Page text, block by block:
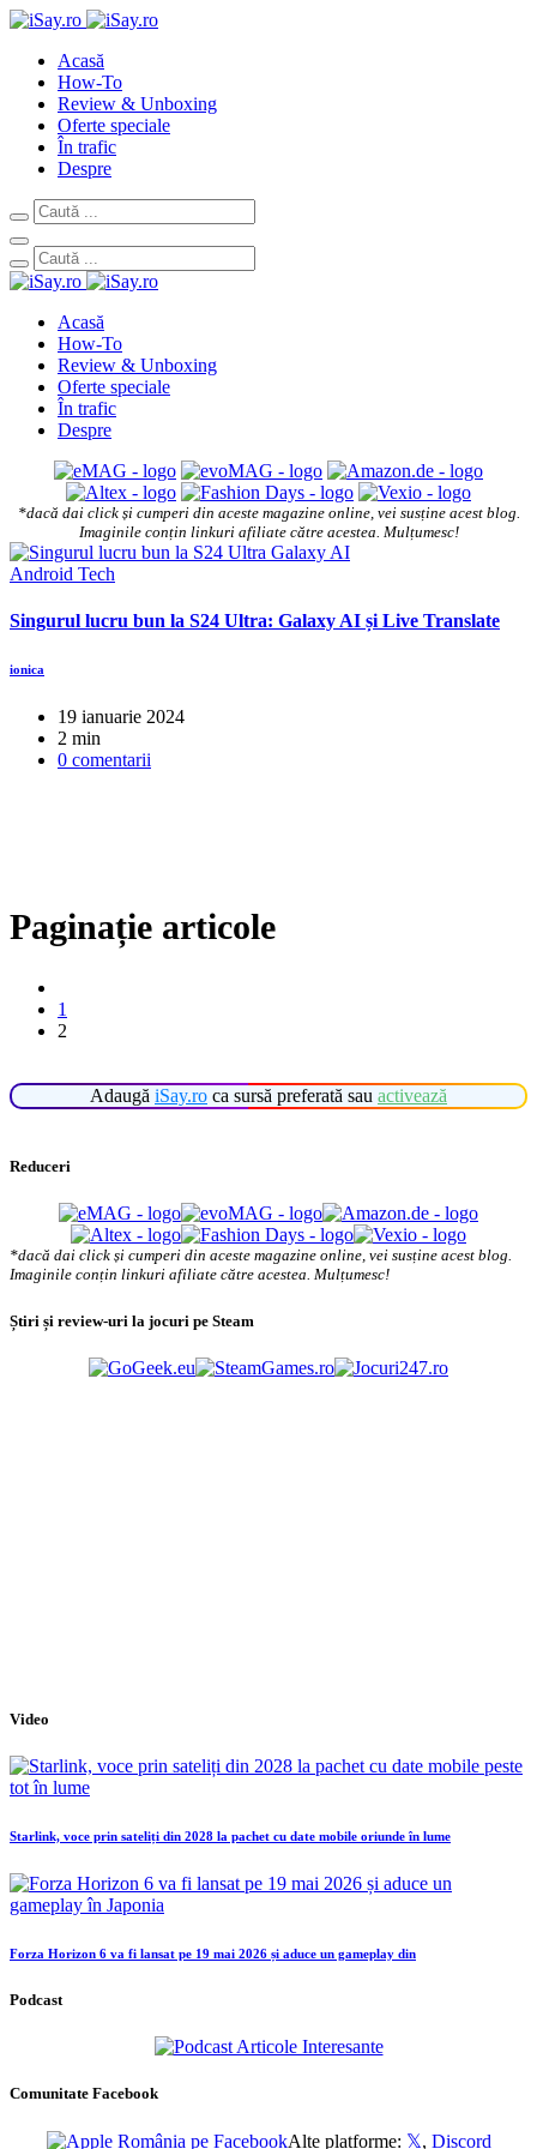
Acasă
How-To
Review & Unboxing
Oferte speciale
În trafic
Despre
Acasă
How-To
Review & Unboxing
Oferte speciale
În trafic
Despre
*dacă dai click și cumperi din aceste magazine online, vei susține acest blog.
Imaginile conțin linkuri afiliate către acestea. Mulțumesc!
Android Tech
Singurul lucru bun la S24 Ultra: Galaxy AI și Live Translate
ionica
19 ianuarie 2024
2 min
0 comentarii
Paginație articole
1
2
Adaugă iSay.ro ca sursă preferată sau activează
Reduceri
*dacă dai click și cumperi din aceste magazine online, vei susține acest blog.
Imaginile conțin linkuri afiliate către acestea. Mulțumesc!
Știri și review-uri la jocuri pe Steam
Video
Starlink, voce prin sateliți din 2028 la pachet cu date mobile oriunde în lume
Forza Horizon 6 va fi lansat pe 19 mai 2026 și aduce un gameplay din
Podcast
Comunitate Facebook
Alte platforme: 𝕏, Discord